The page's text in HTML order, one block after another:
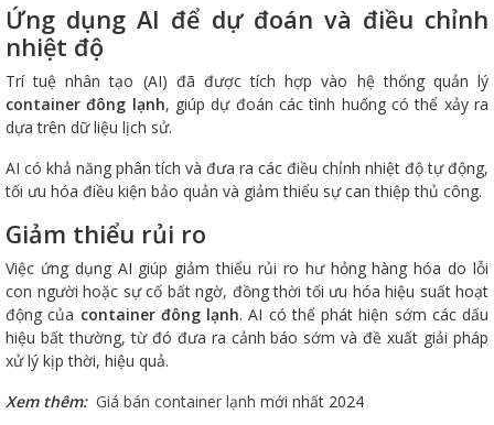
Ứng dụng AI để dự đoán và điều chỉnh
nhiệt độ
Trí tuệ nhân tạo (AI) đã được tích hợp vào hệ thống quản lý
container đông lạnh, giúp dự đoán các tình huống có thể xảy ra
dựa trên dữ liệu lịch sử.
AI có khả năng phân tích và đưa ra các điều chỉnh nhiệt độ tự động,
tối ưu hóa điều kiện bảo quản và giảm thiểu sự can thiệp thủ công.
Giảm thiểu rủi ro
Việc ứng dụng AI giúp giảm thiểu rủi ro hư hỏng hàng hóa do lỗi
con người hoặc sự cố bất ngờ, đồng thời tối ưu hóa hiệu suất hoạt
động của container đông lạnh. AI có thể phát hiện sớm các dấu
hiệu bất thường, từ đó đưa ra cảnh báo sớm và đề xuất giải pháp
xử lý kịp thời, hiệu quả.
Xem thêm: Giá bán container lạnh mới nhất 2024